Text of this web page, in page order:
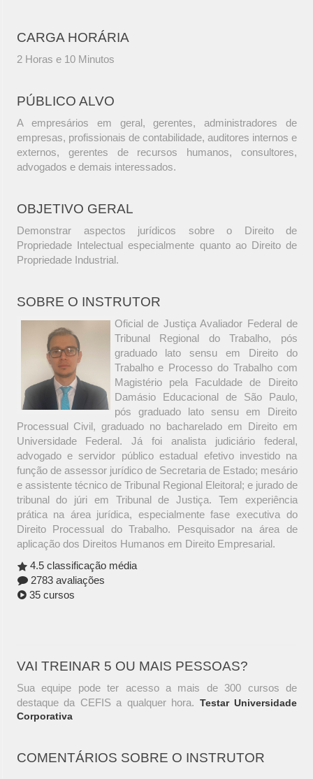
CARGA HORÁRIA
2 Horas e 10 Minutos
PÚBLICO ALVO
A empresários em geral, gerentes, administradores de
empresas, profissionais de contabilidade, auditores internos e
externos, gerentes de recursos humanos, consultores,
advogados e demais interessados.
OBJETIVO GERAL
Demonstrar aspectos jurídicos sobre o Direito de
Propriedade Intelectual especialmente quanto ao Direito de
Propriedade Industrial.
SOBRE O INSTRUTOR
Oficial de Justiça Avaliador Federal de
Tribunal Regional do Trabalho, pós
graduado lato sensu em Direito do
Trabalho e Processo do Trabalho com
Magistério pela Faculdade de Direito
Damásio Educacional de São Paulo,
pós graduado lato sensu em Direito
Processual Civil, graduado no bacharelado em Direito em
Universidade Federal. Já foi analista judiciário federal,
advogado e servidor público estadual efetivo investido na
função de assessor jurídico de Secretaria de Estado; mesário
e assistente técnico de Tribunal Regional Eleitoral; e jurado de
tribunal do júri em Tribunal de Justiça. Tem experiência
prática na área jurídica, especialmente fase executiva do
Direito Processual do Trabalho. Pesquisador na área de
aplicação dos Direitos Humanos em Direito Empresarial.
4.5 classificação média
2783 avaliações
35 cursos
VAI TREINAR 5 OU MAIS PESSOAS?
Sua equipe pode ter acesso a mais de 300 cursos de
destaque da CEFIS a qualquer hora. Testar Universidade
Corporativa
COMENTÁRIOS SOBRE O INSTRUTOR